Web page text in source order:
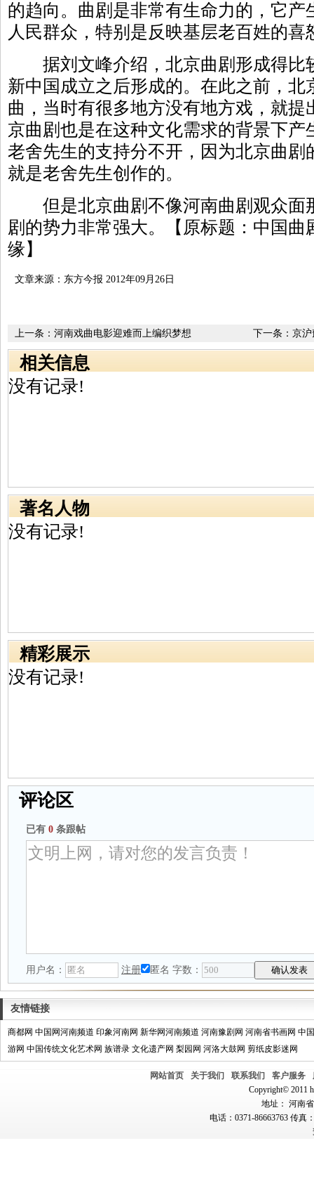
的趋向。曲剧是非常有生命力的，它产
人民群众，特别是反映基层老百姓的喜
据刘文峰介绍，北京曲剧形成得比
新中国成立之后形成的。在此之前，北
曲，当时有很多地方没有地方戏，就提
京曲剧也是在这种文化需求的背景下产
老舍先生的支持分不开，因为北京曲剧
就是老舍先生创作的。
但是北京曲剧不像河南曲剧观众面
剧的势力非常强大。【原标题：中国曲
缘】
文章来源：东方今报 2012年09月26日
下一条： 京沪
上一条： 河南戏曲电影迎难而上编织梦想
相关信息
没有记录!
著名人物
没有记录!
精彩展示
没有记录!
评论区
已有 0 条跟帖
用户名： 注册 匿名 字数：
友情链接
商都网 中国网河南频道 印象河南网 新华网河南频道 河南豫剧网 河南省书画网 中
游网 中国传统文化艺术网 族谱录 文化遗产网 梨园网 河洛大鼓网 剪纸皮影迷网
网站首页 关于我们 联系我们 客户服务
Copyright© 2011
地址： 河南
电话：0371-86663763 传真